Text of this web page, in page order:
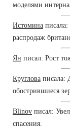
моделями
Истомина
распродаж
Ян писал: Рост
Круглова писала:
обострившиеся
Blinov писал:
спасения.